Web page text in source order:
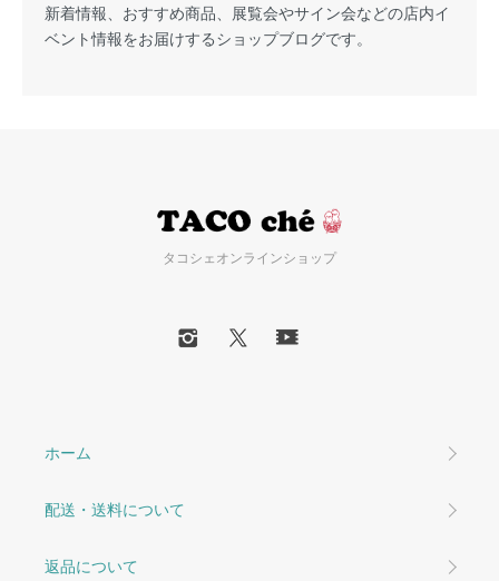
新着情報、おすすめ商品、展覧会やサイン会などの店内イ
ベント情報をお届けするショップブログです。
タコシェオンラインショップ
ホーム
配送・送料について
返品について